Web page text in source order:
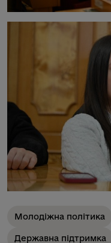
Молодіжна політика
Державна підтримка